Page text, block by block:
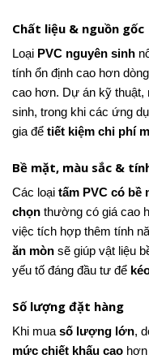
Chất liệu & nguồn gốc
Loại PVC nguyên sinh
tính ổn định cao hơn dòng
cao hơn. Dự án kỹ thuật,
sinh, trong khi các ứng
gia để tiết kiệm chi phí
Bề mặt, màu sắc &
Các loại tấm PVC có bề
chọn thường có giá cao
việc tích hợp thêm tính
ăn mòn sẽ giúp vật liệu
yếu tố đáng đầu tư để
Số lượng đặt hàng
Khi mua số lượng lớn,
mức chiết khấu cao